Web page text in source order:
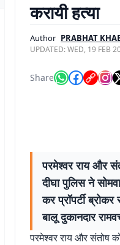
करायी हत्या
Author PRABHAT
UPDATED:WED, 19 FEB
Share
परमेश्वर राय और
दीघा पुलिस ने
कर प्रॉपर्टी
बालू दुकानदार
परमेश्वर राय और संतोष